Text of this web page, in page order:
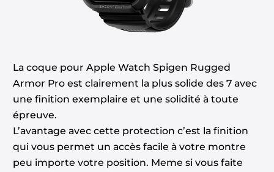
La coque pour Apple Watch Spigen Rugged
Armor Pro est clairement la plus solide des 7 avec
une finition exemplaire et une solidité à toute
épreuve.
L’avantage avec cette protection c’est la finition
qui vous permet un accès facile à votre montre
peu importe votre position. Meme si vous faite